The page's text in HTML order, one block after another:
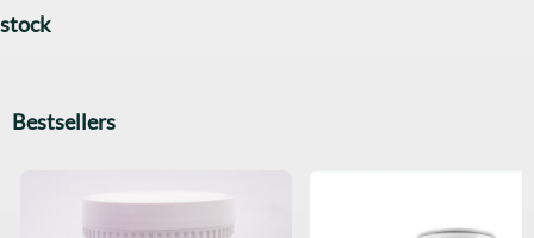
stock
Bestsellers